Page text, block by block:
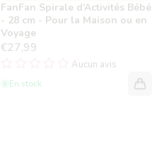
FanFan Spirale d’Activités Bébé
- 28 cm - Pour la Maison ou en
Voyage
€27,99
Aucun avis
En stock